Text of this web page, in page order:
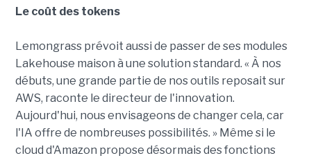
Le coût des tokens
Lemongrass prévoit aussi de passer de ses modules
Lakehouse maison à une solution standard. « À nos
débuts, une grande partie de nos outils reposait sur
AWS, raconte le directeur de l'innovation.
Aujourd'hui, nous envisageons de changer cela, car
l'IA offre de nombreuses possibilités. » Même si le
cloud d'Amazon propose désormais des fonctions